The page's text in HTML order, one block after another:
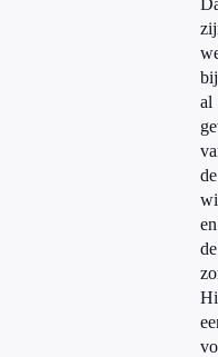
al
de
en
de